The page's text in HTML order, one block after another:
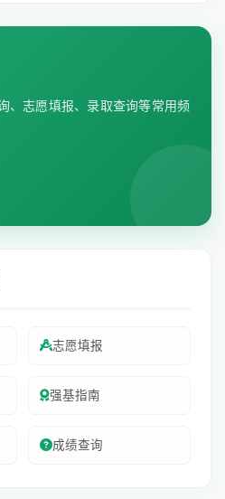
、志愿填报、录取查询等常用频
志愿填报
强基指南
成绩查询